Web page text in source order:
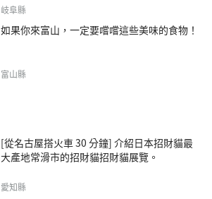
岐阜縣
如果你來富山，一定要嚐嚐這些美味的食物！
富山縣
[從名古屋搭火車 30 分鐘] 介紹日本招財貓最
大產地常滑市的招財貓招財貓展覽。
愛知縣